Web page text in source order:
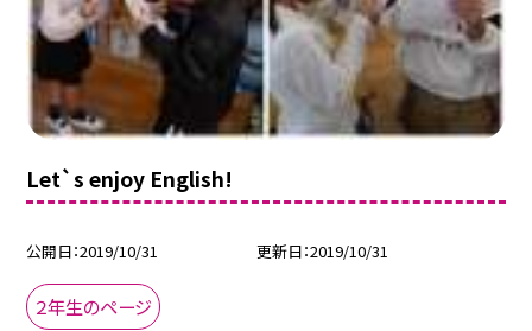
Let`s enjoy English!
公開日 2019/10/31 更新日 2019/10/31
２年生のページ